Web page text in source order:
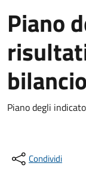
Piano
bilancio
Piano degli
Condividi